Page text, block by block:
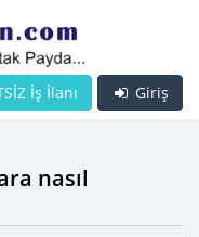
Giriş
İş İlanı
nasıl